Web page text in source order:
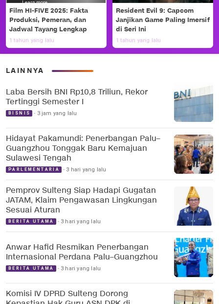
Film HI-FIVE 2025: Fakta
Produksi, Pemeran, dan
Jadwal Tayang Lengkap
1 tahun yang lalu
Resident Evil 9: Capcom
Janjikan Game Paling Imersif
di Seri Ini
1 tahun yang lalu
LAINNYA
Laba Bersih BNI Rp10,8 Triliun, Rekor
Tertinggi Semester I
BISNIS 3 jam yang lalu
Hidayat Pakamundi: Penerbangan Palu–
Guangzhou Tonggak Baru Kemajuan
Sulawesi Tengah
PARLEMENTARIA 3 hari yang lalu
Pemprov Sulteng Siap Hadapi Gugatan
JATAM, Klaim Pengawasan Lingkungan
Sesuai Aturan
BERITA UTAMA 3 hari yang lalu
Anwar Hafid Resmikan Penerbangan
Internasional Perdana Palu–Guangzhou
BERITA UTAMA 3 hari yang lalu
Komisi IV DPRD Sulteng Dorong